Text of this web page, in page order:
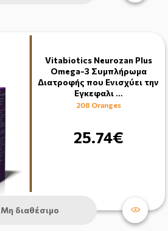
Vitabiotics Neurozan Plus
Omega-3 Συμπλήρωμα
Διατροφής που Ενισχύει την
Εγκεφαλι …
208 Oranges
25.74€
Μη διαθέσιμο